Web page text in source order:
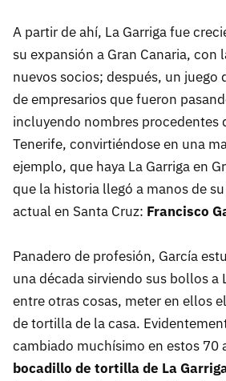
A partir de ahí, La Garriga fue
su expansión a Gran Canaria, con
nuevos socios; después, un juego
de empresarios que fueron
incluyendo nombres procedentes
Tenerife, convirtiéndose en una
ejemplo, que haya La Garriga en
que la historia llegó a manos de
actual en Santa Cruz: Francisco
Panadero de profesión, García
una década sirviendo sus bollos a
entre otras cosas, meter en ellos
de tortilla de la casa.
cambiado muchísimo en estos 70
bocadillo de tortilla de La